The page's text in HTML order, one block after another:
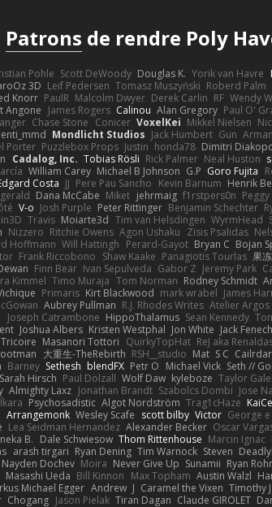
Patrons de rendre Poly
Pohle Scott DeWoody Douglas K. Yorik van Havre
3D Leif Pedersen Tomasz Muszyński Roberd Palm
Knorr PaulR Malcolm Dwyer Derek Carlin RF Wendy
Angone James Rogers Calinou Alan Gregory Paul O'
Chase Stone Conicer VoxelKei Mikkel Nielsen
Mondlicht Studios Jack Humbert Gun
Porter Puzzlebox Props Justin honda78 Dimitri
Cadalog, Inc. Tobias Rösli Rick Palmer Neal Huston
William Carey Michael B Johnson G.P Goro Fujita
Costa JJ Pere Pau Sancho Kevin Barnum Henrik
Dana McCabe Miket jehrmaig f1rstpers0n
V-o Josh Purple Peter Rittinger Benjamin Schechter
Travis Moiarte3d Tim van Helsdingen WyrmHead
Nizzero Ritchie Owens Agon Ushaku Zisis Psalidas
Hoffmann Will Hattingh Perard-Gayot Bryan C Bojan
Frank Riccobono Shaw Kaake Panagiotis Tourlas 果冻
Finn Bear Ivan Sepulveda Gabor Z Jeremy Park
Kimmel Timo Muraja Tom Norman Rodney Schmidt
Primaris Kirt Blackwood mark wrabel James
Aubrey Pullman R.J. Rhodes Writes Atelier Argos
Joseph Catrambone HippoThalamus Sean Kennedy
Joshua Albers Kristen Westphal Jon White Jack Fenech
Masanori Tottori QuirkyTopHat ReJ aka
大重生-TheRebirth RSH__studio Mat S C Cailrdar
Barney Sethesh blendFX Petr O Michael Vick Seth //
Hirsch Paul Dolzall Wolf Daw kyleboze Taylor
Almighty Laxz Jonathan Brandt Szabolcs Dombi Jose
Íkara Psychosadistic Algot Nordström Trag1cHaze
Arrangemonk Wesley Scafe scott bilby Victor George
Lea Seidman Hernandez Alexander Becker Oscar
B. Dale Schwiesow Thom Rittenhouse Marcin Ignac
arash tirgari Ryan Dening Tim Warnock Steven
Nayden Dochev Moira Never Give Up Sunamii Ryan
Masashi Ueda Bill Kinnon Max Topham Austin Walzl
Michael Egger Andrew J Caramel the Vixen Timothy
Chogang Jason Pielak Tiran Dagan Claude GIROLET